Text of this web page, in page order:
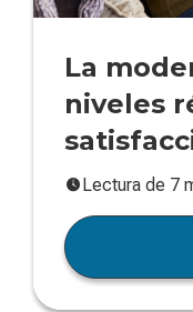
La
niveles
Lectura de 7